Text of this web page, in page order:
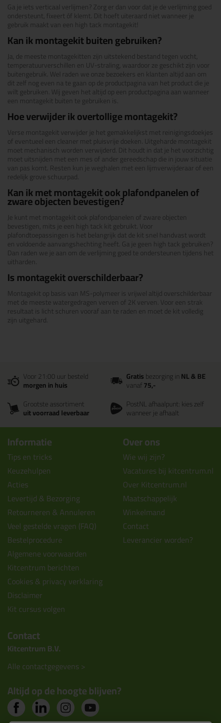
Ga je iets verticaal verlijmen? Zorg er dan voor dat je de verlijming goed
ondersteunt, fixeert óf klemt. Dit hoeft uiteraard niet wanneer je
gebruik maakt van een high tack montagekit!
Kan ik montagekit buiten gebruiken?
Ja, de meeste montagekitten zijn uitstekend bestand tegen vocht,
temperatuurverschillen en UV-straling, waardoor ze geschikt zijn voor
buitengebruik. Wel raden we onze bezoekers en klanten altijd aan om
dit zelf nog even na te gaan op de productpagina van het product die je
wilt gebruiken. Wij geven het altijd op een productpagina aan wanneer
een montagekit buiten te gebruiken is.
Hoe verwijder ik overtollige montagekit?
Verse montagekit verwijder je het gemakkelijkst met reinigingsdoekjes
of eventueel een cleaner met pluisvrije doeken. Uitgeharde montagekit
moet mechanisch worden verwijderd. Dit houdt in dat je het voorzichtig
moet uitsnijden met een mes of ander gereedschap die in jouw situatie
van pas komt. Resten kun je weghalen met een lijmverwijderaar of een
redelijk grove schuurpad.
Kan ik met montagekit ook plafondpanelen of
zware objecten bevestigen?
Je kunt met montagekit ook plafondpanelen of zware objecten
bevestigen, mits je een high tack kit gebruikt. Voor
plafondtoepassingen is het belangrijk dat de kit snel handvast wordt
en voldoende aanvangshechting heeft. Ga je geen high tack gebruiken?
Dan raden we je aan om de verlijming goed te ondersteunen tijdens het
uitharden.
Is montagekit overschilderbaar?
Montagekit op basis van MS-polymeer is vrijwel altijd overschilderbaar
met de meeste watergedragen verven of 2K verven. Voor een strak
resultaat is licht schuren vooraf aan te raden en moet de kit volledig
zijn uitgehard.
Voor 21:00 uur besteld
morgen in huis
Gratisbezorging inNL & BE
vanaf75,-
Grootste assortiment
uit voorraad leverbaar
PostNL afhaalpunt: kies zelf
wanneer je afhaalt
Informatie
Tips en tricks
Keuzehulpen
Acties
Levertijd & Bezorging
Retourneren & Annuleren
Veel gestelde vragen (FAQ)
Bestelprocedure
Algemene voorwaarden
Kitcentrum berichten
Cookies & privacy verklaring
Disclaimer
Kit cursus volgen
Over ons
Wie wij zijn?
Vacatures bij kitcentrum.nl
Over Kitcentrum.nl
Maatschappelijk
Winkelmand
Contact
Leverancier worden?
Contact
Kitcentrum B.V.
Alle contactgegevens >
Altijd op de hoogte blijven?